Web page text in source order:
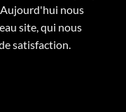
nous
site, qui nous
satisfaction.